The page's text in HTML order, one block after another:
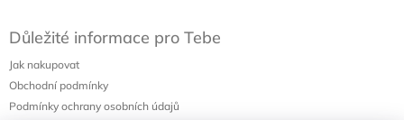
Důležité informace pro Tebe
Jak nakupovat
Obchodní podmínky
Podmínky ochrany osobních údajů